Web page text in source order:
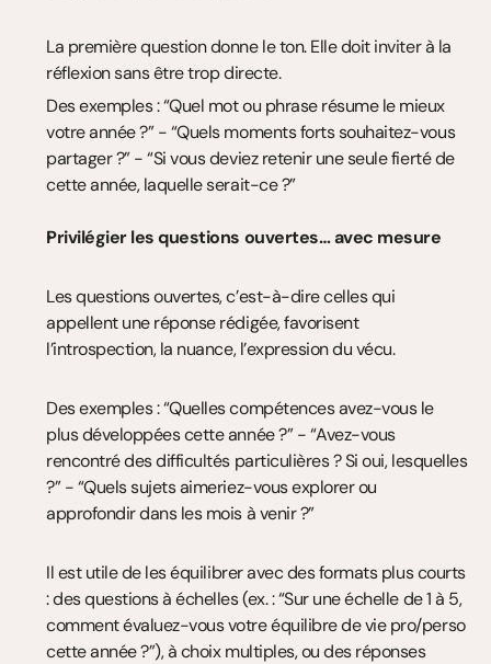
La première question donne le ton. Elle doit inviter à la
réflexion sans être trop directe.
Des exemples : “Quel mot ou phrase résume le mieux
votre année ?” - “Quels moments forts souhaitez-vous
partager ?” - “Si vous deviez retenir une seule fierté de
cette année, laquelle serait-ce ?”
Privilégier les questions ouvertes… avec mesure
Les questions ouvertes, c’est-à-dire celles qui
appellent une réponse rédigée, favorisent
l’introspection, la nuance, l’expression du vécu.
Des exemples : “Quelles compétences avez-vous le
plus développées cette année ?” - “Avez-vous
rencontré des difficultés particulières ? Si oui, lesquelles
?” - “Quels sujets aimeriez-vous explorer ou
approfondir dans les mois à venir ?”
Il est utile de les équilibrer avec des formats plus courts
: des questions à échelles (ex. : “Sur une échelle de 1 à 5,
comment évaluez-vous votre équilibre de vie pro/perso
cette année ?”), à choix multiples, ou des réponses